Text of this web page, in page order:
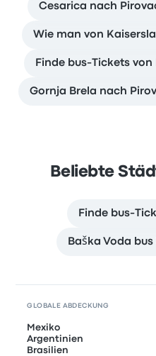
Cesarica nach
Wie man von
Finde bus-Tickets
Gornja Brela nach
Beliebte
Finde bus-
Baška Voda
GLOBALE ABDECKUNG
Mexiko
Argentinien
Brasilien